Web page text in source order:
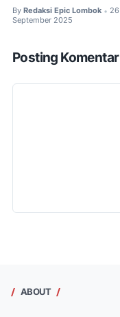
By Redaksi Epic Lombok • 26
September 2025
Posting Komentar
ABOUT